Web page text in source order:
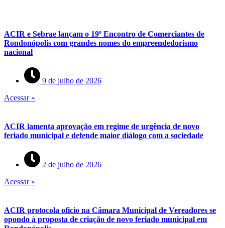
ACIR e Sebrae lançam o 19º Encontro de Comerciantes de
Rondonópolis com grandes nomes do empreendedorismo
nacional
9 de julho de 2026
Acessar »
ACIR lamenta aprovação em regime de urgência de novo
feriado municipal e defende maior diálogo com a sociedade
2 de julho de 2026
Acessar »
ACIR protocola oficio na Câmara Municipal de Vereadores se
opondo à proposta de criação de novo feriado municipal em